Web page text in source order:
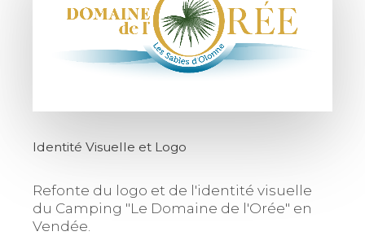
Identité Visuelle et Logo
Refonte du logo et de l'identité visuelle
du Camping "Le Domaine de l'Orée" en
Vendée.